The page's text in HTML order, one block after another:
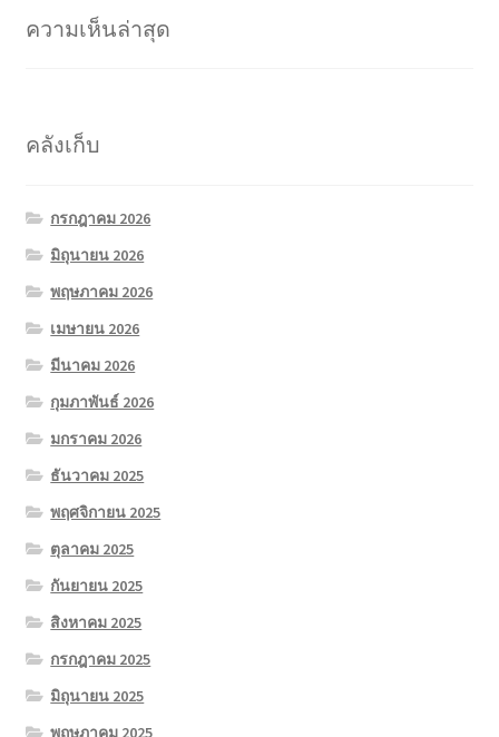
ความเห็นล่าสุด
คลังเก็บ
กรกฎาคม 2026
มิถุนายน 2026
พฤษภาคม 2026
เมษายน 2026
มีนาคม 2026
กุมภาพันธ์ 2026
มกราคม 2026
ธันวาคม 2025
พฤศจิกายน 2025
ตุลาคม 2025
กันยายน 2025
สิงหาคม 2025
กรกฎาคม 2025
มิถุนายน 2025
พฤษภาคม 2025